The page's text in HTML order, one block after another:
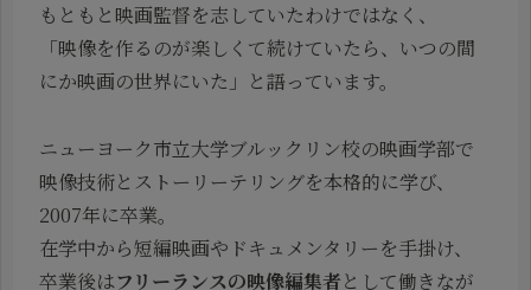
もともと映画監督を志していたわけではなく、
「映像を作るのが楽しくて続けていたら、いつの間
にか映画の世界にいた」と語っています。
ニューヨーク市立大学ブルックリン校の映画学部で
映像技術とストーリーテリングを本格的に学び、
2007年に卒業。
在学中から短編映画やドキュメンタリーを手掛け、
卒業後はフリーランスの映像編集者として働きなが